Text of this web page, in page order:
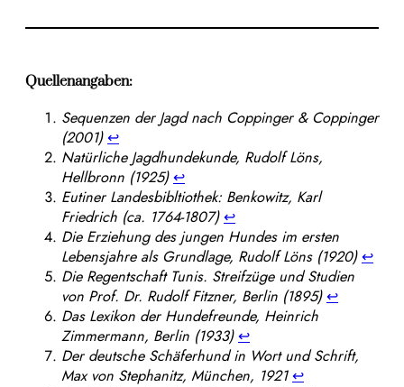
Quellenangaben:
Sequenzen der Jagd nach Coppinger & Coppinger
(2001) ↩︎
Natürliche Jagdhundekunde, Rudolf Löns,
Hellbronn (1925) ↩︎
Eutiner Landesbibltiothek: Benkowitz, Karl
Friedrich (ca. 1764-1807) ↩︎
Die Erziehung des jungen Hundes im ersten
Lebensjahre als Grundlage, Rudolf Löns (1920) ↩︎
Die Regentschaft Tunis. Streifzüge und Studien
von Prof. Dr. Rudolf Fitzner, Berlin (1895) ↩︎
Das Lexikon der Hundefreunde, Heinrich
Zimmermann, Berlin (1933) ↩︎
Der deutsche Schäferhund in Wort und Schrift,
Max von Stephanitz, München, 1921 ↩︎